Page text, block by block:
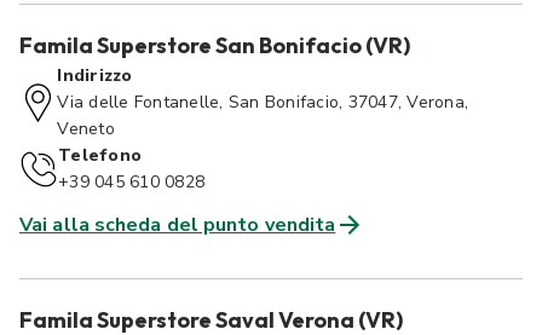
Famila Superstore San Bonifacio (VR)
Indirizzo
Via delle Fontanelle, San Bonifacio, 37047, Verona,
Veneto
Telefono
+39 045 610 0828
Vai alla scheda del punto vendita
Famila Superstore Saval Verona (VR)